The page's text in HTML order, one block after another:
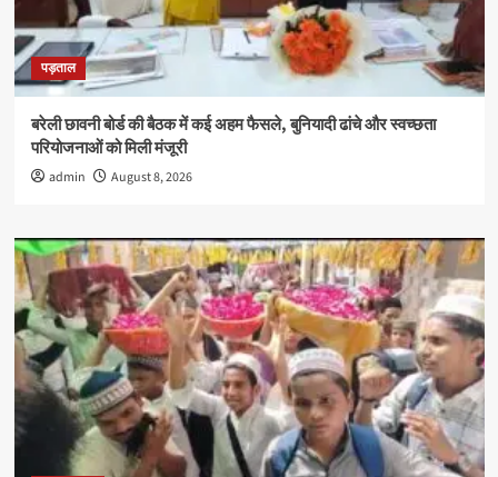
पड़ताल
बरेली छावनी बोर्ड की बैठक में कई अहम फैसले, बुनियादी ढांचे और स्वच्छता
परियोजनाओं को मिली मंजूरी
admin August 8, 2026